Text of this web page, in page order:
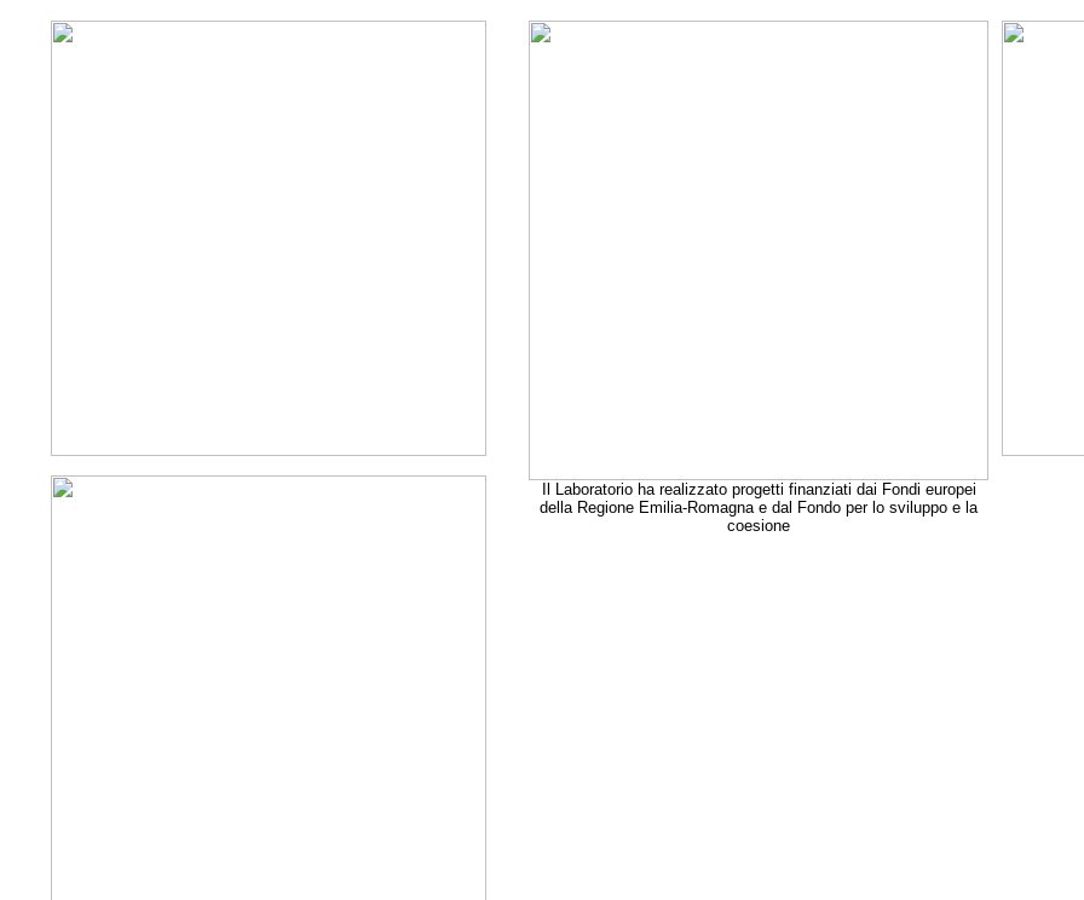
Il Laboratorio ha realizzato progetti finanziati dai Fondi europei
della Regione Emilia-Romagna e dal Fondo per lo sviluppo e la
coesione